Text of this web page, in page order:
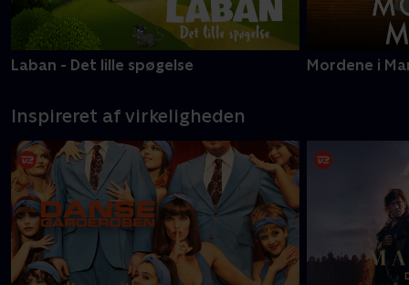
Laban - Det lille spøgelse Mordene i
Inspireret af virkeligheden